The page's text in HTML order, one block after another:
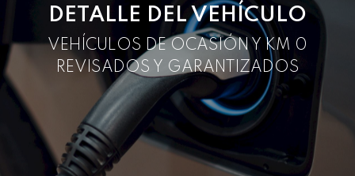
DETALLE DEL VEHÍCULO
VEHÍCULOS DE OCASIÓN Y KM 0
REVISADOS Y GARANTIZADOS